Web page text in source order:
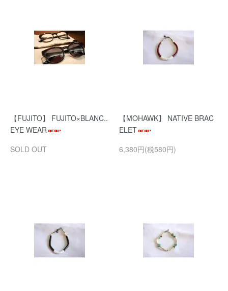
【FUJITO】 FUJITO×BLANC..
EYE WEAR
SOLD OUT
【MOHAWK】 NATIVE BRAC
ELET
6,380円(税580円)